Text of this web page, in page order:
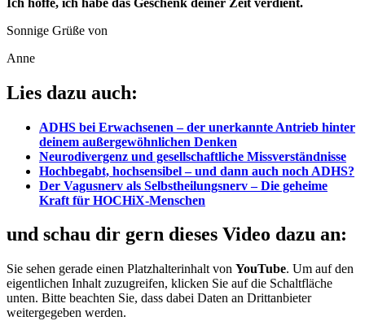
Sonnige Grüße von
Anne
Lies dazu auch:
ADHS bei Erwachsenen – der unerkannte Antrieb hinter
deinem außergewöhnlichen Denken
Neurodivergenz und gesellschaftliche Missverständnisse
Hochbegabt, hochsensibel – und dann auch noch ADHS?
Der Vagusnerv als Selbstheilungsnerv – Die geheime
Kraft für HOCHiX-Menschen
und schau dir gern dieses Video dazu an:
Sie sehen gerade einen Platzhalterinhalt von YouTube. Um auf den
eigentlichen Inhalt zuzugreifen, klicken Sie auf die Schaltfläche
unten. Bitte beachten Sie, dass dabei Daten an Drittanbieter
weitergegeben werden.